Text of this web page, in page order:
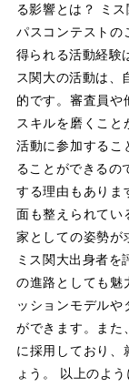
る影響とは？ ミ
パスコンテストの
得られる活動経験
ス関大の活動は、
的です。審査員や
スキルを磨くこ
活動に参加するこ
ることができるの
する理由もありま
面も整えられてい
家としての姿勢が
ミス関大出身者を
の進路としても魅
ッションモデルや
ができます。また
に採用しており、
ょう。 以上のよ